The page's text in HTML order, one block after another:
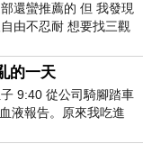
還蠻推薦的 但 我發現
由不忍耐 想要找三觀
超
的一天
9:40 從公司騎腳踏車
液報告。原來我吃進
收而是超